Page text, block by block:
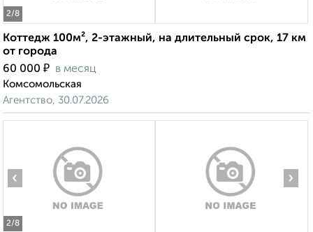
2/8
Коттедж 100м², 2-этажный, на длительный срок, 17 км
от города
60 000 ₽ в месяц
Комсомольская
Агентство, 30.07.2026
2/8
‹ ›